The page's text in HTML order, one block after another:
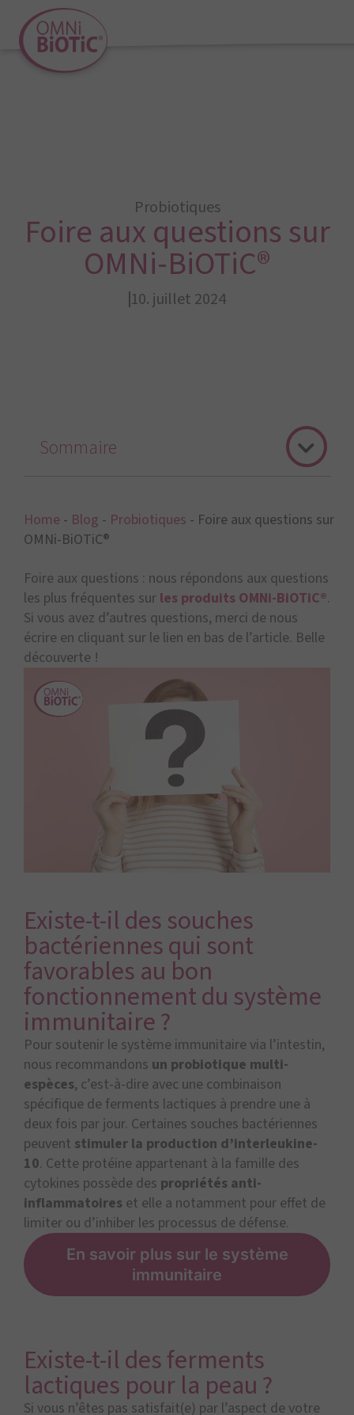
Probiotiques
Foire aux questions sur
OMNi-BiOTiC®
10. juillet 2024
Home - Blog - Probiotiques - Foire aux questions sur
OMNi-BiOTiC®
Foire aux questions : nous répondons aux questions
les plus fréquentes sur les produits OMNi-BiOTiC®.
Si vous avez d’autres questions, merci de nous
écrire en cliquant sur le lien en bas de l’article. Belle
découverte !
Existe-t-il des souches
bactériennes qui sont
favorables au bon
fonctionnement du système
immunitaire ?
Pour soutenir le système immunitaire via l’intestin,
nous recommandons un probiotique multi-
espèces, c’est-à-dire avec une combinaison
spécifique de ferments lactiques à prendre une à
deux fois par jour. Certaines souches bactériennes
peuvent stimuler la production d’interleukine-
10. Cette protéine appartenant à la famille des
cytokines possède des propriétés anti-
inflammatoires et elle a notamment pour effet de
limiter ou d’inhiber les processus de défense.
En savoir plus sur le système
immunitaire
Existe-t-il des ferments
lactiques pour la peau ?
Si vous n’êtes pas satisfait(e) par l’aspect de votre
Sommaire